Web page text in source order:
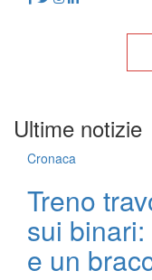
Ultime notizie
Cronaca
Treno
sui
e un